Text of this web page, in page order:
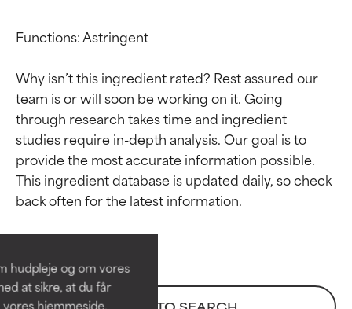
hudpleje og om vores
at sikre, at du får
hjemmeside.
Functions: Astringent
Why isn’t this ingredient rated? Rest assured our
team is or will soon be working on it. Going
through research takes time and ingredient
studies require in-depth analysis. Our goal is to
provide the most accurate information possible.
This ingredient database is updated daily, so check
Ratings af
ingredienser
Dokumenteret og understøttet
af uafhængige studier.
Fremragende aktiv ingrediens til
Ratings af
ingredienser
Dokumenteret og understøttet
af uafhængige studier.
Fremragende aktiv ingrediens til